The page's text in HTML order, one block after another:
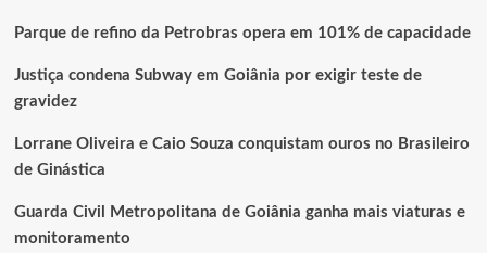
Parque de refino da Petrobras opera em 101% de capacidade
Justiça condena Subway em Goiânia por exigir teste de
gravidez
Lorrane Oliveira e Caio Souza conquistam ouros no Brasileiro
de Ginástica
Guarda Civil Metropolitana de Goiânia ganha mais viaturas e
monitoramento